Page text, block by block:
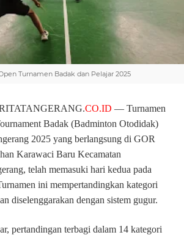
Turnamen Badak dan Pelajar 2025
CO.ID — Turnamen
Badak (Badminton Otodidak)
2025 yang berlangsung di GOR
Karawaci Baru Kecamatan
telah memasuki hari kedua pada
ini mempertandingkan kategori
diselenggarakan dengan sistem gugur.
pertandingan terbagi dalam 14 kategori